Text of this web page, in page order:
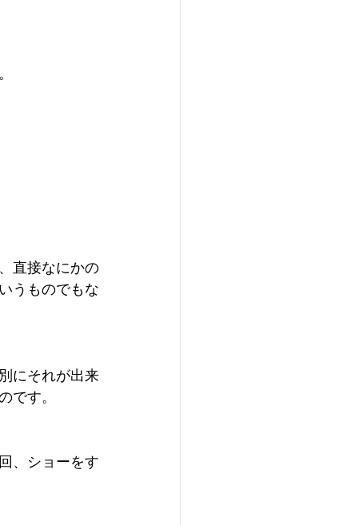
直接なにかの
うものでもな
にそれが出来
です。
、ショーをす